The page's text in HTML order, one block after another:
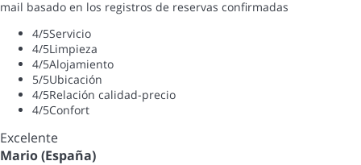
mail basado en los registros de reservas confirmadas
4/5Servicio
4/5Limpieza
4/5Alojamiento
5/5Ubicación
4/5Relación calidad-precio
4/5Confort
Excelente
Mario (España)